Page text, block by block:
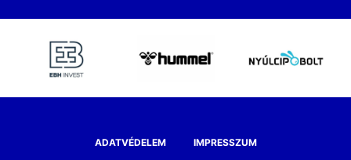
ADATVÉDELEM IMPRESSZUM